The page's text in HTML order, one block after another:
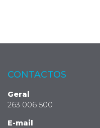
CONTACTOS
Geral
263 006 500
E-mail